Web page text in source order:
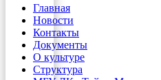
Главная
Новости
Контакты
Документы
О культуре
Структура